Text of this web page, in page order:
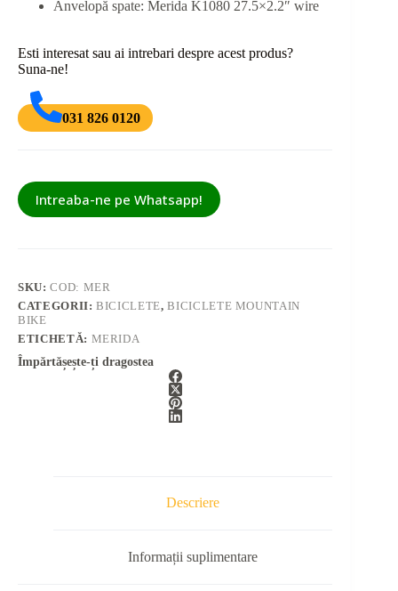
Anvelopă spate: Merida K1080 27.5×2.2″ wire
Esti interesat sau ai intrebari despre acest produs?
Suna-ne!
031 826 0120
Intreaba-ne pe Whatsapp!
SKU:COD: MER
CATEGORII:BICICLETE,BICICLETE MOUNTAIN
BIKE
ETICHETĂ: MERIDA
Împărtășește-ți dragostea
Descriere
Informații suplimentare